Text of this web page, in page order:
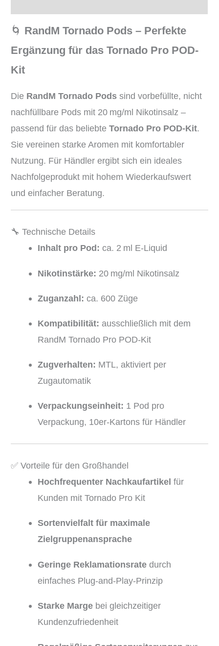
🌀 RandM Tornado Pods – Perfekte
Ergänzung für das Tornado Pro POD-
Kit
Die RandM Tornado Pods sind vorbefüllte, nicht
nachfüllbare Pods mit 20 mg/ml Nikotinsalz –
passend für das beliebteTornado Pro POD-Kit.
Sie vereinen starke Aromen mit komfortabler
Nutzung. Für Händler ergibt sich ein ideales
Nachfolgeprodukt mit hohem Wiederkaufswert
und einfacher Beratung.
🔧 Technische Details
Inhalt pro Pod: ca. 2 ml E-Liquid
Nikotinstärke: 20 mg/ml Nikotinsalz
Zuganzahl: ca. 600 Züge
Kompatibilität: ausschließlich mit dem
RandM Tornado Pro POD-Kit
Zugverhalten: MTL, aktiviert per
Zugautomatik
Verpackungseinheit: 1 Pod pro
Verpackung, 10er-Kartons für Händler
✅ Vorteile für den Großhandel
Hochfrequenter Nachkaufartikel für
Kunden mit Tornado Pro Kit
Sortenvielfalt für maximale
Zielgruppenansprache
Geringe Reklamationsrate durch
einfaches Plug-and-Play-Prinzip
Starke Marge bei gleichzeitiger
Kundenzufriedenheit